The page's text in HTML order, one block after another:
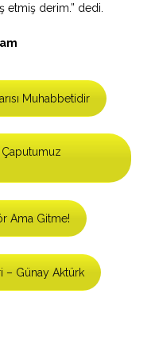
etmiş derim.” dedi.
Muhabbetidir
Çaputumuz
Ama Gitme!
– Günay Aktürk